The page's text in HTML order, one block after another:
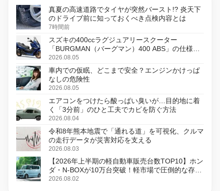
真夏の高速道路でタイヤが突然バースト!? 炎天下
のドライブ前に知っておくべき点検内容とは
7時間前
スズキの400ccラグジュアリースクーター
「BURGMAN（バーグマン）400 ABS」の仕様を
変更し、8月18日に発売
2026.08.05
車内での仮眠、どこまで安全？エンジンかけっぱ
なしの危険性
2026.08.05
エアコンをつけたら酸っぱい臭いが…目的地に着
く「3分前」のひと工夫でカビを防ぐ方法
2026.08.04
令和8年熊本地震で「通れる道」を可視化、クルマ
の走行データが災害対応を支える
2026.08.03
【2026年上半期の軽自動車販売台数TOP10】ホン
ダ・N-BOXが10万台突破！軽市場で圧倒的な存在
感
2026.08.02